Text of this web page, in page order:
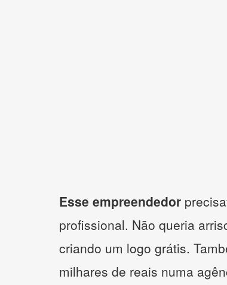
Esse empreendedor
profissional. Não queria
criando um logo grátis.
milhares de reais numa